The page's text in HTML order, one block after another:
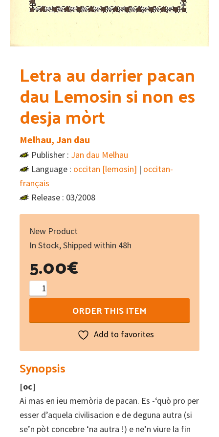
Letra au darrier pacan
dau Lemosin si non es
desja mòrt
Melhau, Jan dau
Publisher : Jan dau Melhau
Language : occitan [lemosin] | occitan-
français
Release : 03/2008
New Product
In Stock, Shipped within 48h
5.00€
Letra
au
si
non
es
desja
mòrt
ORDER THIS ITEM
Add to favorites
Synopsis
[oc]
Ai mas en ieu memòria de pacan. Es -‘quò pro per
esser d’aquela civilisacion e de deguna autra (si
se’n pòt concebre ‘na autra !) e ne’n viure la fin